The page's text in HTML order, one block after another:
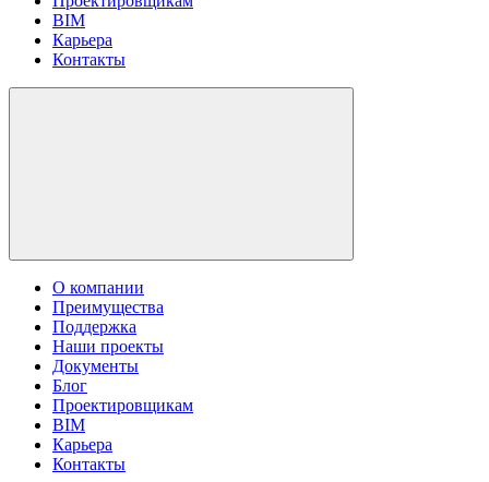
BIM
Карьера
Контакты
О компании
Преимущества
Поддержка
Наши проекты
Документы
Блог
Проектировщикам
BIM
Карьера
Контакты